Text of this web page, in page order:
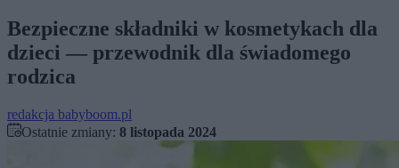
Bezpieczne składniki w kosmetykach dla
dzieci — przewodnik dla świadomego
rodzica
redakcja babyboom.pl
Ostatnie zmiany: 8 listopada 2024